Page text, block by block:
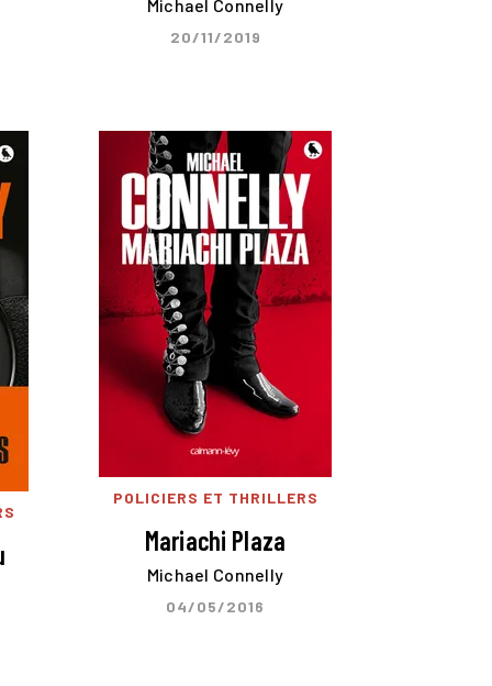
Michael Connelly
20/11/2019
POLICIERS ET THRILLERS
Mariachi Plaza
Michael Connelly
04/05/2016